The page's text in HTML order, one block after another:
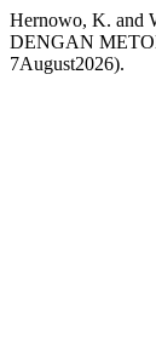
Hernowo, K.
DENGAN
7August2026).